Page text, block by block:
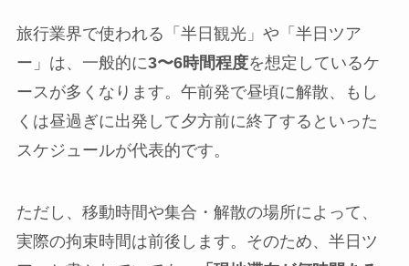
旅行業界で使われる「半日観光」や「半日ツア
ー」は、一般的に3〜6時間程度を想定しているケ
ースが多くなります。午前発で昼頃に解散、もし
くは昼過ぎに出発して夕方前に終了するといった
スケジュールが代表的です。
ただし、移動時間や集合・解散の場所によって、
実際の拘束時間は前後します。そのため、半日ツ